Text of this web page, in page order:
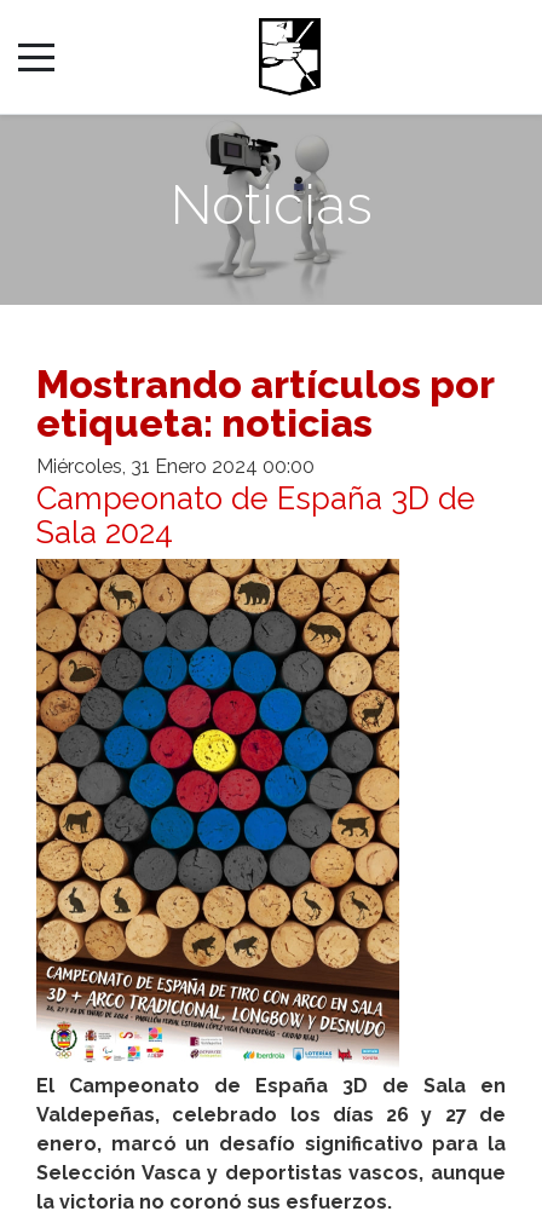
Noticias
Mostrando artículos por
etiqueta: noticias
Miércoles, 31 Enero 2024 00:00
Campeonato de España 3D de
Sala 2024
El Campeonato de España 3D de Sala en
Valdepeñas, celebrado los días 26 y 27 de
enero, marcó un desafío significativo para la
Selección Vasca y deportistas vascos, aunque
la victoria no coronó sus esfuerzos.